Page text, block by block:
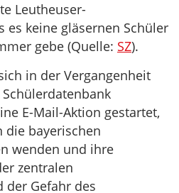
Leutheuser-
es keine gläsernen Schüler
gebe (Quelle: SZ).
in der Vergangenheit
E-Mail-Aktion gestartet,
die bayerischen
wenden und ihre
zentralen
der Gefahr des